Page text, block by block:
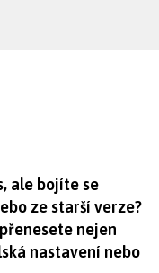
ale bojíte se
ze starší verze?
nejen
nastavení nebo